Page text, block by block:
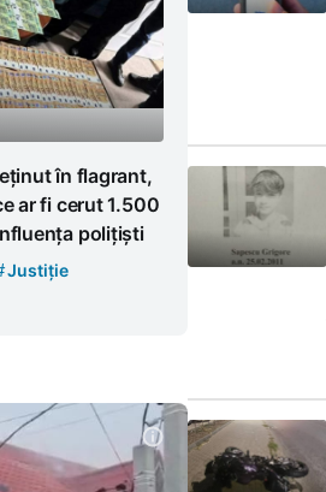
în flagrant,
ar fi cerut 1.500
polițiști
Justiție